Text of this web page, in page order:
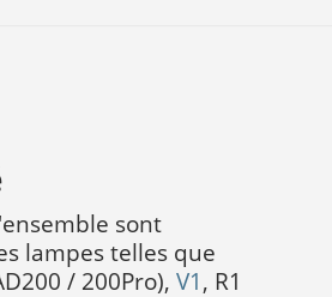
sont
lampes telles que
/ 200Pro), V1, R1